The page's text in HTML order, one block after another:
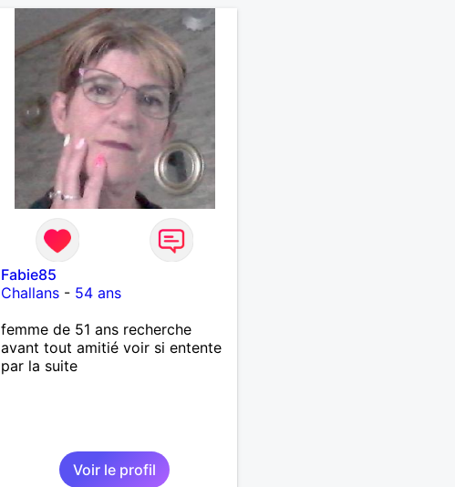
Fabie85
Challans - 54 ans
femme de 51 ans recherche
avant tout amitié voir si entente
par la suite
Voir le profil